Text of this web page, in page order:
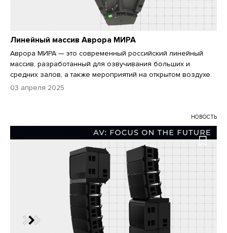
Линейный массив Аврора МИРА
Аврора МИРА — это современный российский линейный
массив, разработанный для озвучивания больших и
средних залов, а также мероприятий на открытом воздухе.
03 апреля 2025
НОВОСТЬ